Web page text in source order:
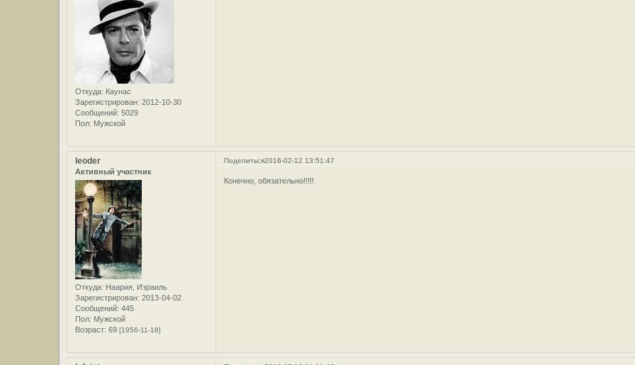
Откуда: Каунас
Зарегистрирован: 2012-10-30
Сообщений: 5029
Пол: Мужской
Поделиться2016-02-12 13:51:47
leoder
Активный участник
Откуда: Наария, Израиль
Зарегистрирован: 2013-04-02
Сообщений: 445
Пол: Мужской
Возраст: 69[1956-11-18]
Конечно, обязательно!!!!!